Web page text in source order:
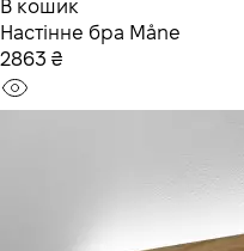
В кошик
Настінне бра Måne
2863 ₴